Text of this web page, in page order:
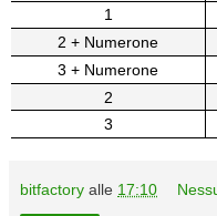
1
2 + Numerone
3 + Numerone
2
3
bitfactory alle 17:10